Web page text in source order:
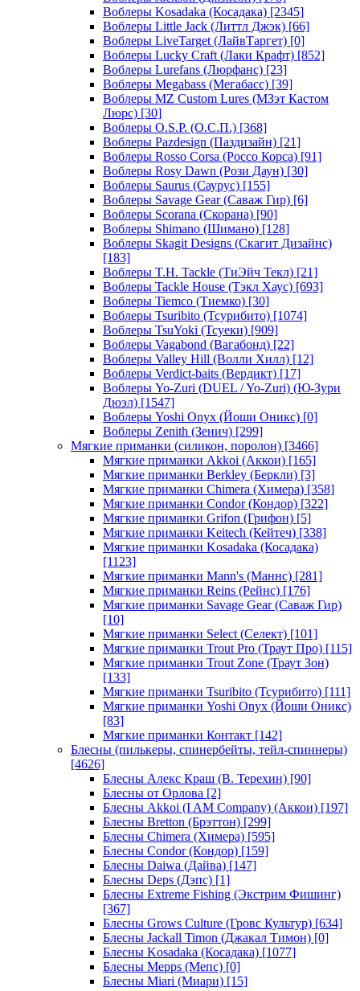
Воблеры Kosadaka (Косадака) [2345]
Воблеры Little Jack (Литтл Джэк) [66]
Воблеры LiveTarget (ЛайвТаргет) [0]
Воблеры Lucky Craft (Лаки Крафт) [852]
Воблеры Lurefans (Люрфанс) [23]
Воблеры Megabass (Мегабасс) [39]
Воблеры MZ Custom Lures (МЗэт Кастом
Люрс) [30]
Воблеры O.S.P. (О.С.П.) [368]
Воблеры Pazdesign (Паздизайн) [21]
Воблеры Rosso Corsa (Россо Корса) [91]
Воблеры Rosy Dawn (Рози Даун) [30]
Воблеры Saurus (Саурус) [155]
Воблеры Savage Gear (Саваж Гир) [6]
Воблеры Scorana (Скорана) [90]
Воблеры Shimano (Шимано) [128]
Воблеры Skagit Designs (Скагит Дизайнс)
[183]
Воблеры T.H. Tackle (ТиЭйч Текл) [21]
Воблеры Tackle House (Тэкл Хаус) [693]
Воблеры Tiemco (Тиемко) [30]
Воблеры Tsuribito (Тсурибито) [1074]
Воблеры TsuYoki (Тсуеки) [909]
Воблеры Vagabond (Вагабонд) [22]
Воблеры Valley Hill (Волли Хилл) [12]
Воблеры Verdict-baits (Вердикт) [17]
Воблеры Yo-Zuri (DUEL / Yo-Zuri) (Ю-Зури
Дюэл) [1547]
Воблеры Yoshi Onyx (Йоши Оникс) [0]
Воблеры Zenith (Зенич) [299]
Мягкие приманки (силикон, поролон) [3466]
Мягкие приманки Akkoi (Аккои) [165]
Мягкие приманки Berkley (Беркли) [3]
Мягкие приманки Chimera (Химера) [358]
Мягкие приманки Condor (Кондор) [322]
Мягкие приманки Grifon (Грифон) [5]
Мягкие приманки Keitech (Кейтеч) [338]
Мягкие приманки Kosadaka (Косадака)
[1123]
Мягкие приманки Mann's (Маннс) [281]
Мягкие приманки Reins (Рейнс) [176]
Мягкие приманки Savage Gear (Саваж Гир)
[10]
Мягкие приманки Select (Селект) [101]
Мягкие приманки Trout Pro (Траут Про) [115]
Мягкие приманки Trout Zone (Траут Зон)
[133]
Мягкие приманки Tsuribito (Тсурибито) [111]
Мягкие приманки Yoshi Onyx (Йоши Оникс)
[83]
Мягкие приманки Контакт [142]
Блесны (пилькеры, спинербейты, тейл-спиннеры)
[4626]
Блесны Алекс Краш (В. Терехин) [90]
Блесны от Орлова [2]
Блесны Akkoi (I AM Company) (Аккои) [197]
Блесны Bretton (Брэттон) [299]
Блесны Chimera (Химера) [595]
Блесны Condor (Кондор) [159]
Блесны Daiwa (Дайва) [147]
Блесны Deps (Дэпс) [1]
Блесны Extreme Fishing (Экстрим Фишинг)
[367]
Блесны Grows Culture (Гровс Культур) [634]
Блесны Jackall Timon (Джакал Тимон) [0]
Блесны Kosadaka (Косадака) [1077]
Блесны Mepps (Мепс) [0]
Блесны Miari (Миари) [15]